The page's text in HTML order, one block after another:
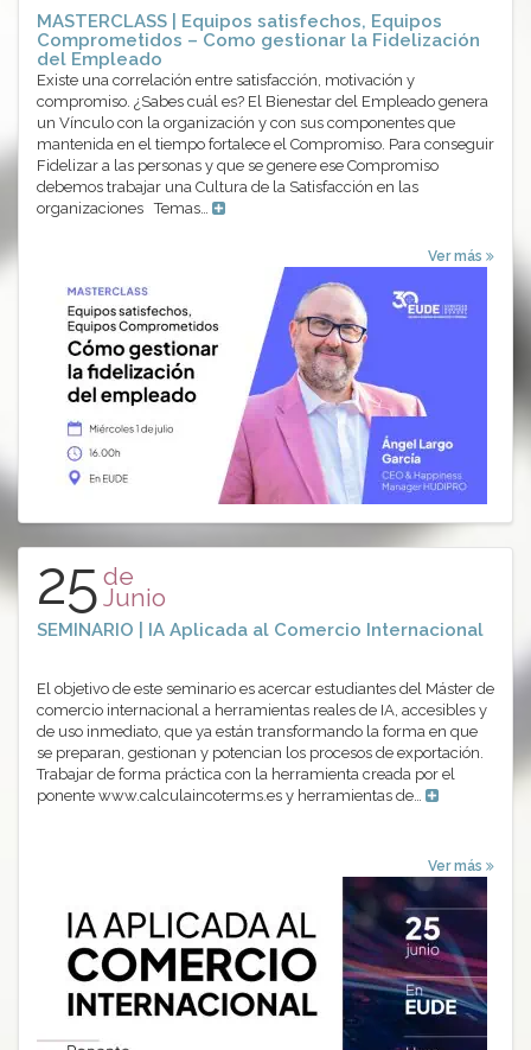
MASTERCLASS | Equipos satisfechos, Equipos
Comprometidos – Como gestionar la Fidelización
del Empleado
Existe una correlación entre satisfacción, motivación y
compromiso. ¿Sabes cuál es? El Bienestar del Empleado genera
un Vínculo con la organización y con sus componentes que
mantenida en el tiempo fortalece el Compromiso. Para conseguir
Fidelizar a las personas y que se genere ese Compromiso
debemos trabajar una Cultura de la Satisfacción en las
organizaciones Temas…
Ver más
25 de
Junio
SEMINARIO | IA Aplicada al Comercio Internacional
El objetivo de este seminario es acercar estudiantes del Máster de
comercio internacional a herramientas reales de IA, accesibles y
de uso inmediato, que ya están transformando la forma en que
se preparan, gestionan y potencian los procesos de exportación.
Trabajar de forma práctica con la herramienta creada por el
ponente www.calculaincoterms.es y herramientas de…
Ver más